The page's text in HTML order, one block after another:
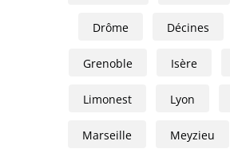
Drôme Décines
Grenoble Isère
Limonest Lyon
Marseille Meyzieu